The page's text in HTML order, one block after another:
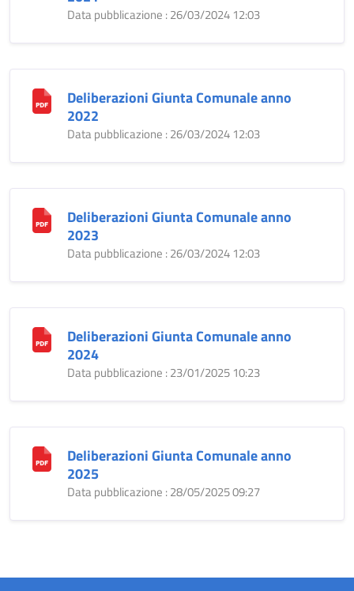
Data pubblicazione : 26/03/2024 12:03
Deliberazioni Giunta Comunale anno
2022
Data pubblicazione : 26/03/2024 12:03
Deliberazioni Giunta Comunale anno
2023
Data pubblicazione : 26/03/2024 12:03
Deliberazioni Giunta Comunale anno
2024
Data pubblicazione : 23/01/2025 10:23
Deliberazioni Giunta Comunale anno
2025
Data pubblicazione : 28/05/2025 09:27